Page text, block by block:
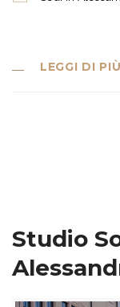
LEGGI DI PIÙ
Studio